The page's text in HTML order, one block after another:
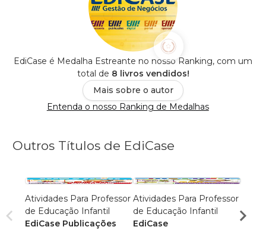
EdiCase é Medalha Estreante no nosso Ranking, com um
total de 8 livros vendidos!
Mais sobre o autor
Entenda o nosso Ranking de Medalhas
Outros Títulos de EdiCase
Atividades Para Professor
de Educação Infantil
EdiCase Publicações
Atividades Para Professor
de Educação Infantil
EdiCase